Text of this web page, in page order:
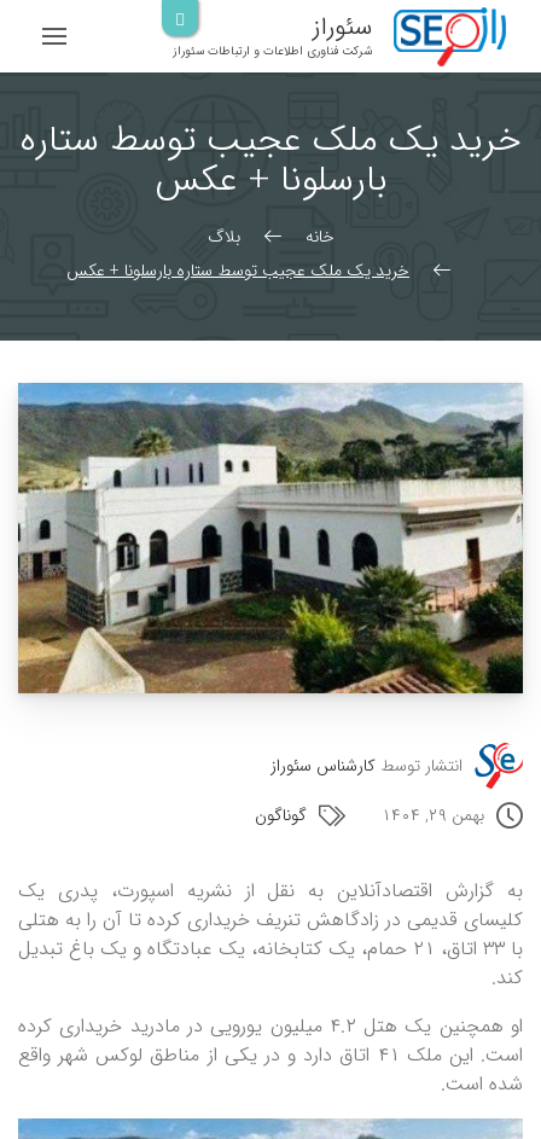
سئوراز
شرکت فناوری اطلاعات و ارتباطات سئوراز
خرید یک ملک عجیب توسط ستاره
بارسلونا + عکس
خانه
بلاگ
خرید یک ملک عجیب توسط ستاره بارسلونا + عکس
انتشار توسط کارشناس سئوراز
بهمن ۲۹, ۱۴۰۴
گوناگون
به گزارش اقتصادآنلاین به نقل از نشریه اسپورت، پدری یک
کلیسای قدیمی در زادگاهش تنریف خریداری کرده تا آن را به هتلی
با ۳۳ اتاق، ۲۱ حمام، یک کتابخانه، یک عبادتگاه و یک باغ تبدیل
کند.
او همچنین یک هتل ۴.۲ میلیون یورویی در مادرید خریداری کرده
است. این ملک ۴۱ اتاق دارد و در یکی از مناطق لوکس شهر واقع
شده است.